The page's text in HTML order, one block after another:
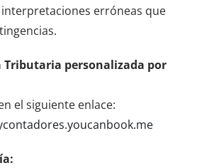
erróneas que
Tributaria personalizada por
el siguiente enlace: